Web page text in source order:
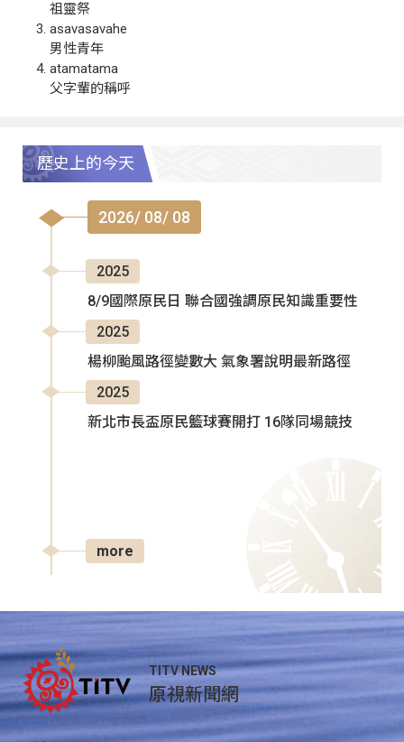
祖靈祭
asavasavahe
男性青年
atamatama
父字輩的稱呼
歷史上的今天
2026/ 08/ 08
2025
8/9國際原民日 聯合國強調原民知識重要性
2025
楊柳颱風路徑變數大 氣象署說明最新路徑
2025
新北市長盃原民籃球賽開打 16隊同場競技
more
TITV NEWS
原視新聞網